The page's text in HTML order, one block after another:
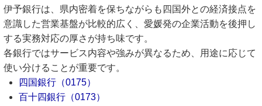
伊予銀行は、県内密着を保ちながらも四国外との経済接点を
意識した営業基盤が比較的広く、愛媛発の企業活動を後押し
する実務対応の厚さが持ち味です。
各銀行ではサービス内容や強みが異なるため、用途に応じて
使い分けることが重要です。
四国銀行（0175）
百十四銀行（0173）